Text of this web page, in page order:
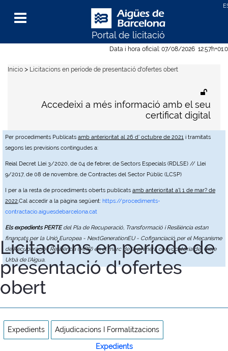
Data i hora oficial: 07/08/2026 12:57h
Per procediments Publicats amb anterioritat al 26 d' octubre de 2021 i tramitats
segons les previsions contingudes a:
Reial Decret Llei 3/2020, de 04 de febrer, de Sectors Especials (RDLSE) // Llei
9/2017, de 08 de novembre, de Contractes del Sector Públic (LCSP)
I per a la resta de procediments oberts publicats amb anterioritat a'l 1 de mar? de
2022,Cal accedir a la pàgina següent: https://procediments-
contractacio.aiguesdebarcelona.cat
Els expedients PERTEdel Pla de Recuperació, Transformació i Resiliència estan
finançats per la Unió Europea - NextGenerationEU - Cofinanciació per el Mecanisme
de Recuperació i Resiliència (MRR) en el marc de la primera convocatòria del Cicle
Urbà de l'Aigua.
Portal de licitació
Menu
Accedeixi a més informació amb el seu
certificat digital
Inicio > Licitacions en període de presentació d'ofertes obert
Licitacions en període de
presentació d'ofertes
obert
Expedients Adjudicacions I Formalitzacions
Expedients